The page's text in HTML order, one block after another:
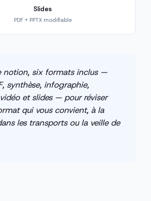
Slides
PDF + PPTX modifiable
notion, six formats inclus —
synthèse, infographie,
et slides — pour réviser
qui vous convient, à la
les transports ou la veille de